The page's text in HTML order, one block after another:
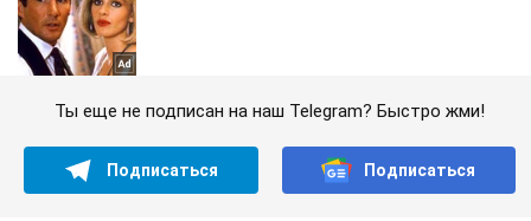
Ты еще не подписан на наш Telegram? Быстро жми!
Подписаться Подписаться